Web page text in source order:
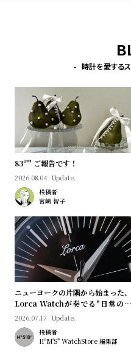
イ
ド
時
計
保
証
プ
ラ
刻
印
サ
ー
ビ
ス
よ
く
あ
お
問
い
時計を愛する
83º'" ご報告です！
2026.08.04 Update.
投稿者
宮﨑 智子
ニューヨークの片隅から始まった、
Lorca Watchが奏でる"日常のロ
マン"｜Brand Picks #08
2026.07.17 Update.
投稿者
HºM'S" WatchStore 編集部